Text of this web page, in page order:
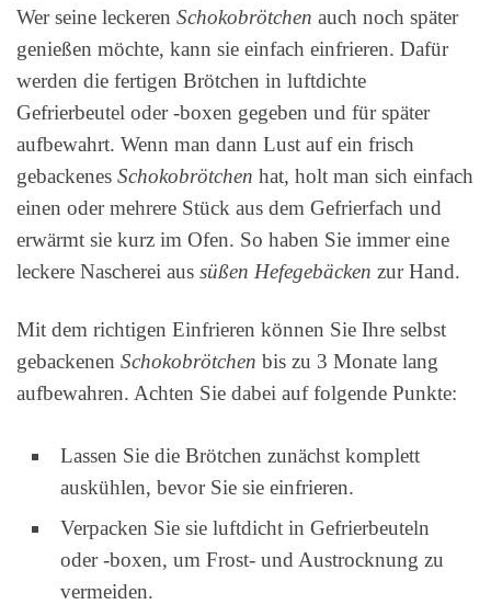
Wer seine leckeren Schokobrötchen auch noch später
genießen möchte, kann sie einfach einfrieren. Dafür
werden die fertigen Brötchen in luftdichte
Gefrierbeutel oder -boxen gegeben und für später
aufbewahrt. Wenn man dann Lust auf ein frisch
gebackenes Schokobrötchen hat, holt man sich einfach
einen oder mehrere Stück aus dem Gefrierfach und
erwärmt sie kurz im Ofen. So haben Sie immer eine
leckere Nascherei aus süßen Hefegebäcken zur Hand.
Mit dem richtigen Einfrieren können Sie Ihre selbst
gebackenen Schokobrötchen bis zu 3 Monate lang
aufbewahren. Achten Sie dabei auf folgende Punkte:
Lassen Sie die Brötchen zunächst komplett
auskühlen, bevor Sie sie einfrieren.
Verpacken Sie sie luftdicht in Gefrierbeuteln
oder -boxen, um Frost- und Austrocknung zu
vermeiden.